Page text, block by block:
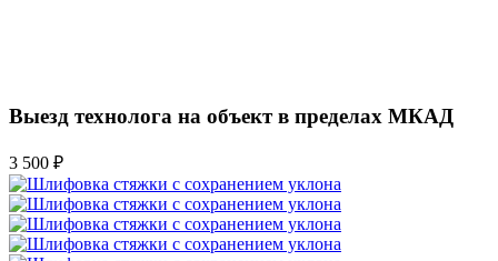
Выезд технолога на объект в пределах МКАД
3 500 ₽